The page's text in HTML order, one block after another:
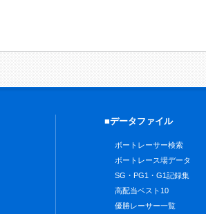
■データファイル
ボートレーサー検索
ボートレース場データ
SG・PG1・G1記録集
高配当ベスト10
優勝レーサー一覧